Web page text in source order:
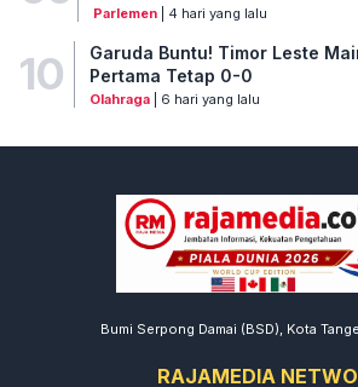
Parlemen| 4 hari yang lalu
10
Garuda Buntu! Timor Leste
Pertama Tetap 0-0
Olahraga| 6 hari yang lalu
Bumi Serpong Damai (BSD), Kota
RAJAMEDIA